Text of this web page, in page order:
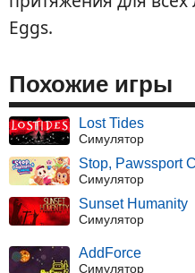
Eggs.
Похожие игры
Lost Tides
Симулятор
Stop, Pawssport
Симулятор
Sunset Humanity
Симулятор
AddForce
Симулятор